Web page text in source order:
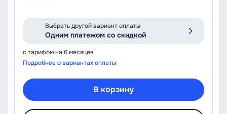
Выбрать другой вариант оплаты
Одним платежом со скидкой
с тарифом на 6 месяцев
Подробнее о вариантах оплаты
В корзину